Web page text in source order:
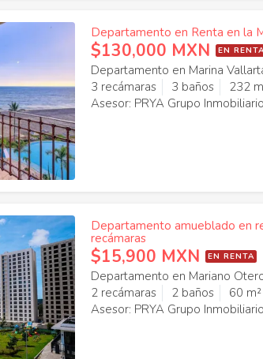
Departamento en Renta en la
$130,000 MXN EN RENTA
Departamento en Marina
3 recámaras
3 baños
232
Asesor: PRYA Grupo Inmobiliario
Departamento amueblado en
recámaras
$15,900 MXN EN RENTA
Departamento en Mariano
2 recámaras
2 baños
60 m²
Asesor: PRYA Grupo Inmobiliario